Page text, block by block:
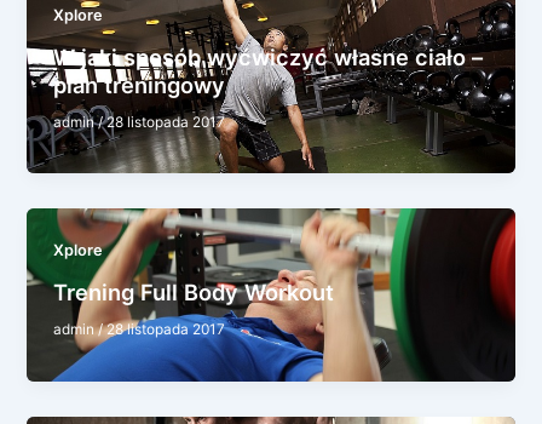
Xplore
W jaki sposób wyćwiczyć własne ciało –
plan treningowy
admin/28 listopada 2017
Xplore
Trening Full Body Workout
admin/28 listopada 2017